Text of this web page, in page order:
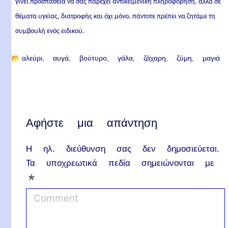
γίνει προσπάθεια να σας παρέχει αντικειμενική πληροφόρηση, αλλά σε
θέματα υγείας, διατροφής και όχι μόνο, πάντοτε πρέπει να ζητάμε τη
συμβουλή ενός ειδικού.
📂 αλεύρι αυγά βούτυρο γάλα ζάχαρη ζύμη μαγιά
Αφήστε μια απάντηση
Η ηλ. διεύθυνση σας δεν δημοσιεύεται.
Τα υποχρεωτικά πεδία σημειώνονται με
*